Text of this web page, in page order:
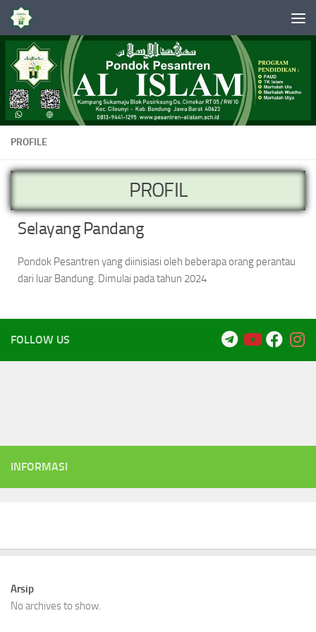
Skip to content
PROFILE
PROFIL
Selayang Pandang
Pondok Pesantren yang diinisiasi oleh beberapa orang perantau
dari luar Bandung. Dimulai pada tahun 2024
FOLLOW US
INFORMASI
Arsip
No archives to show.